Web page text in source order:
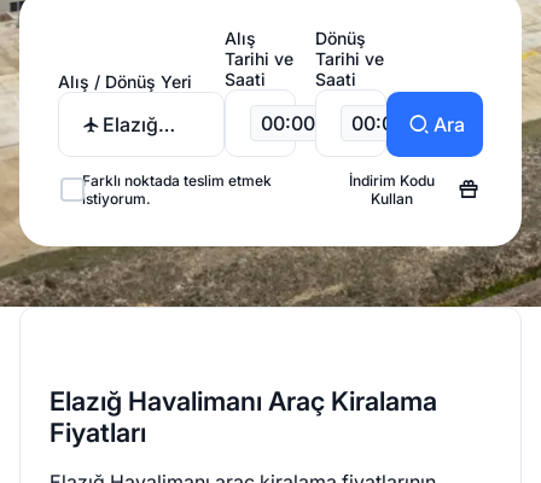
Alış / Dönüş Yeri
Elazığ
Alış
Tarihi ve
Saati
00:00
Dönüş
Tarihi ve
Saati
00:00 Ara
Farklı noktada teslim etmek
istiyorum.
İndirim Kodu
Kullan
Elazığ Havalimanı Araç Kiralama
Fiyatları